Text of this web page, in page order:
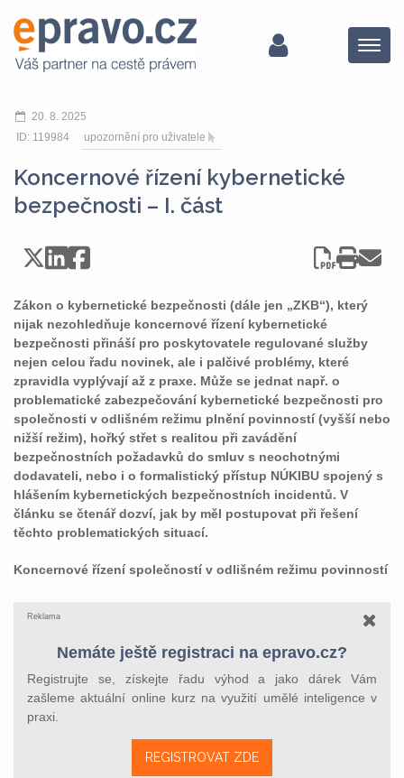
Menu
20. 8. 2025
ID: 119984
upozornění pro uživatele
Koncernové řízení kybernetické
bezpečnosti – I. část
Zákon o kybernetické bezpečnosti (dále jen „ZKB“), který
nijak nezohledňuje koncernové řízení kybernetické
bezpečnosti přináší pro poskytovatele regulované služby
nejen celou řadu novinek, ale i palčivé problémy, které
zpravidla vyplývají až z praxe. Může se jednat např. o
problematické zabezpečování kybernetické bezpečnosti pro
společnosti v odlišném režimu plnění povinností (vyšší nebo
nižší režim), hořký střet s realitou při zavádění
bezpečnostních požadavků do smluv s neochotnými
dodavateli, nebo i o formalistický přístup NÚKIBU spojený s
hlášením kybernetických bezpečnostních incidentů. V
článku se čtenář dozví, jak by měl postupovat při řešení
těchto problematických situací.
Koncernové řízení společností v odlišném režimu povinností
Reklama
Nemáte ještě registraci na epravo.cz?
Registrujte se, získejte řadu výhod a jako dárek Vám
zašleme aktuální online kurz na využití umělé inteligence v
praxi.
REGISTROVAT ZDE